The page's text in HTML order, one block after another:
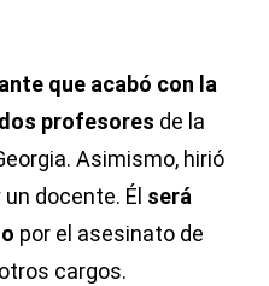
que acabó con la
profesores de la
Asimismo, hirió
docente. Él será
por el asesinato de
cargos.